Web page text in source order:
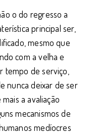
o do regresso a
principal ser,
mesmo que
com a velha e
tempo de serviço,
nunca deixar de ser
a avaliação
mecanismos de
medíocres